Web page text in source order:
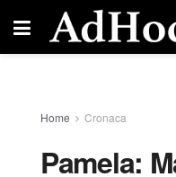
Home Cronaca
Pamela: